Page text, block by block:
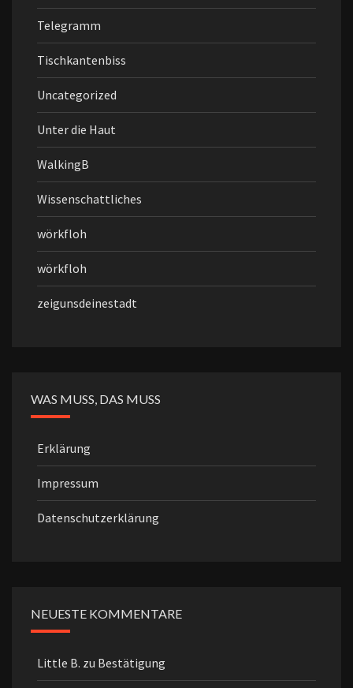
Telegramm
Tischkantenbiss
Uncategorized
Unter die Haut
WalkingB
Wissenschattliches
wörkfloh
wörkfloh
zeigunsdeinestadt
WAS MUSS, DAS MUSS
Erklärung
Impressum
Datenschutzerklärung
NEUESTE KOMMENTARE
Little B. zu Bestätigung